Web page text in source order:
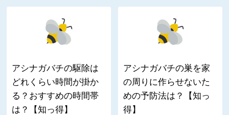
アシナガバチの駆除は
どれくらい時間が掛か
る？おすすめの時間帯
は？【知っ得】
アシナガバチの巣を家
の周りに作らせないた
めの予防法は？【知っ
得】